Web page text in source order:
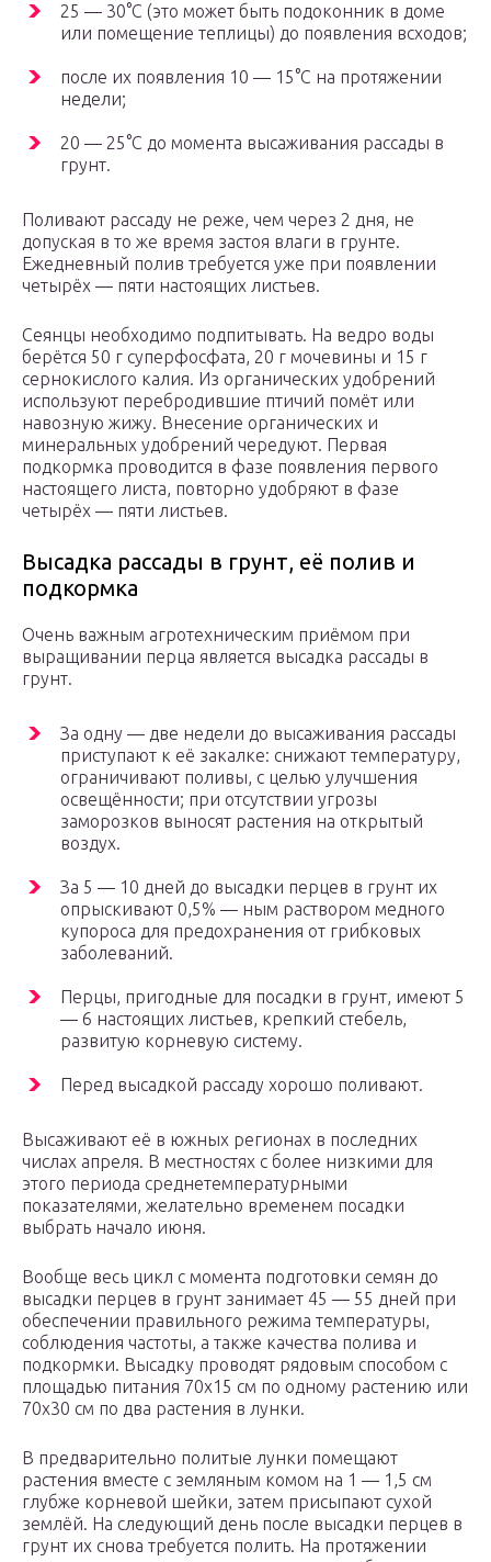
25 — 30°С (это может быть подоконник в доме
или помещение теплицы) до появления всходов;
после их появления 10 — 15°С на протяжении
недели;
20 — 25°С до момента высаживания рассады в
грунт.
Поливают рассаду не реже, чем через 2 дня, не
допуская в то же время застоя влаги в грунте.
Ежедневный полив требуется уже при появлении
четырёх — пяти настоящих листьев.
Сеянцы необходимо подпитывать. На ведро воды
берётся 50 г суперфосфата, 20 г мочевины и 15 г
сернокислого калия. Из органических удобрений
используют перебродившие птичий помёт или
навозную жижу. Внесение органических и
минеральных удобрений чередуют. Первая
подкормка проводится в фазе появления первого
настоящего листа, повторно удобряют в фазе
четырёх — пяти листьев.
Высадка рассады в грунт, её полив и
подкормка
Очень важным агротехническим приёмом при
выращивании перца является высадка рассады в
грунт.
За одну — две недели до высаживания рассады
приступают к её закалке: снижают температуру,
ограничивают поливы, с целью улучшения
освещённости; при отсутствии угрозы
заморозков выносят растения на открытый
воздух.
За 5 — 10 дней до высадки перцев в грунт их
опрыскивают 0,5% — ным раствором медного
купороса для предохранения от грибковых
заболеваний.
Перцы, пригодные для посадки в грунт, имеют 5
— 6 настоящих листьев, крепкий стебель,
развитую корневую систему.
Перед высадкой рассаду хорошо поливают.
Высаживают её в южных регионах в последних
числах апреля. В местностях с более низкими для
этого периода среднетемпературными
показателями, желательно временем посадки
выбрать начало июня.
Вообще весь цикл с момента подготовки семян до
высадки перцев в грунт занимает 45 — 55 дней при
обеспечении правильного режима температуры,
соблюдения частоты, а также качества полива и
подкормки. Высадку проводят рядовым способом с
площадью питания 70х15 см по одному растению или
70х30 см по два растения в лунки.
В предварительно политые лунки помещают
растения вместе с земляным комом на 1 — 1,5 см
глубже корневой шейки, затем присыпают сухой
землёй. На следующий день после высадки перцев в
грунт их снова требуется полить. На протяжении